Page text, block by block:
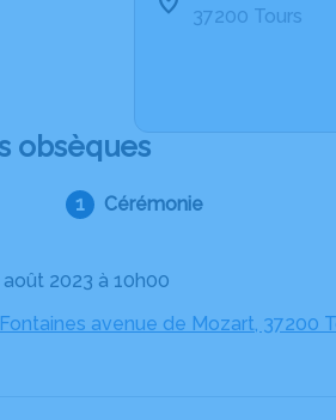
37200 Tours
obsèques
Cérémonie
août 2023 à 10h00
Fontaines avenue de Mozart, 37200